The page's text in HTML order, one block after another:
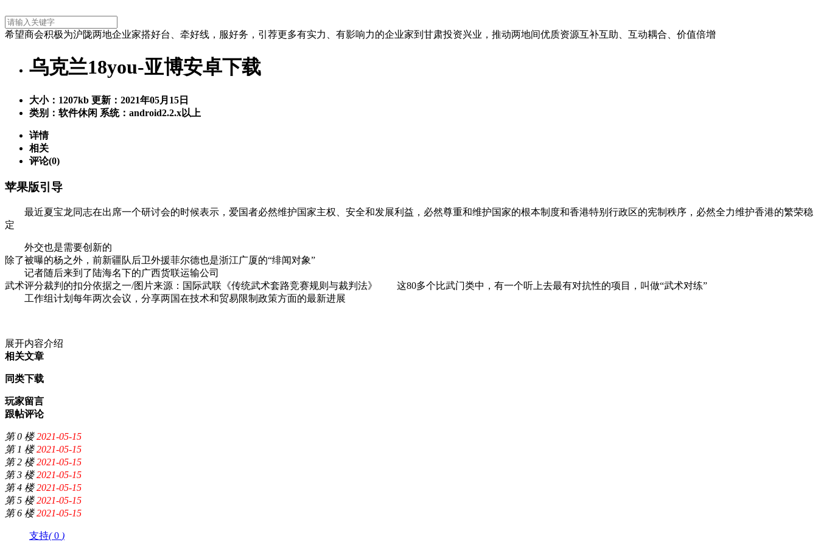
希望商会积极为沪陇两地企业家搭好台、牵好线，服好务，引荐更多有实力、有影响力的企业家到甘肃投资兴业，推动两地间优质资源互补互助、互动耦合、价值倍增
乌克兰18you-亚博安卓下载
大小： 1207kb 更新：2021年05月15日
类别：软件休闲 系统：android2.2.x以上
详情
相关
评论(0)
苹果版引导
最近夏宝龙同志在出席一个研讨会的时候表示，爱国者必然维护国家主权、安全和发展利益，必然尊重和维护国家的根本制度和香港特别行政区的宪制秩序，必然全力维护香港的繁荣稳
定
外交也是需要创新的
除了被曝的杨之外，前新疆队后卫外援菲尔德也是浙江广厦的“绯闻对象”
记者随后来到了陆海名下的广西货联运输公司
武术评分裁判的扣分依据之一/图片来源：国际武联《传统武术套路竞赛规则与裁判法》 这80多个比武门类中，有一个听上去最有对抗性的项目，叫做“武术对练”
工作组计划每年两次会议，分享两国在技术和贸易限制政策方面的最新进展
展开内容介绍
相关文章
同类下载
玩家留言
跟帖评论
第 0 楼 2021-05-15
第 1 楼 2021-05-15
第 2 楼 2021-05-15
第 3 楼 2021-05-15
第 4 楼 2021-05-15
第 5 楼 2021-05-15
第 6 楼 2021-05-15
支持(0 )